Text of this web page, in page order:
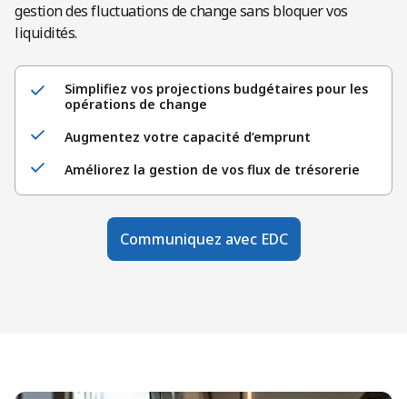
gestion des fluctuations de change sans bloquer vos
liquidités.
Simplifiez vos projections budgétaires pour les
opérations de change
Augmentez votre capacité d’emprunt
Améliorez la gestion de vos flux de trésorerie
Communiquez avec EDC